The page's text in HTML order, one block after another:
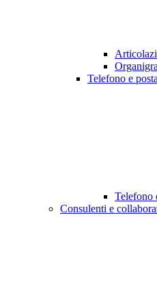
Telefono e
Telefono
Consulenti e